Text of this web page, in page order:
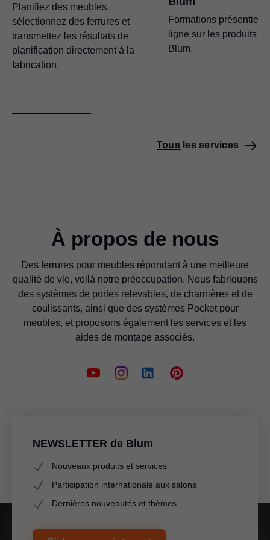
Tous les services
Planifiez des meubles,
sélectionnez des ferrures et
transmettez les résultats de
planification directement à la
fabrication.
Formations
ligne sur les produits
Blum.
À propos de nous
Des ferrures pour meubles répondant à une meilleure
qualité de vie, voilà notre préoccupation. Nous fabriquons
des systèmes de portes relevables, de charnières et de
coulissants, ainsi que des systèmes Pocket pour
meubles, et proposons également les services et les
aides de montage associés.
NEWSLETTER de Blum
Nouveaux produits et services
Participation internationale aux salons
Dernières nouveautés et thèmes